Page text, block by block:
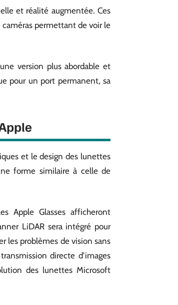
et réalité augmentée. Ces
permettant de voir le
version plus abordable et
pour un port permanent, sa
et le design des lunettes
forme similaire à celle de
Apple Glasses afficheront
LiDAR sera intégré pour
les problèmes de vision sans
directe d’images
des lunettes Microsoft